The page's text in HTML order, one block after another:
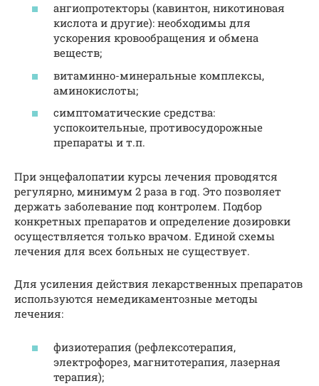
ангиопротекторы (кавинтон, никотиновая
кислота и другие): необходимы для
ускорения кровообращения и обмена
веществ;
витаминно-минеральные комплексы,
аминокислоты;
симптоматические средства:
успокоительные, противосудорожные
препараты и т.п.
При энцефалопатии курсы лечения проводятся
регулярно, минимум 2 раза в год. Это позволяет
держать заболевание под контролем. Подбор
конкретных препаратов и определение дозировки
осуществляется только врачом. Единой схемы
лечения для всех больных не существует.
Для усиления действия лекарственных препаратов
используются немедикаментозные методы
лечения:
физиотерапия (рефлексотерапия,
электрофорез, магнитотерапия, лазерная
терапия);